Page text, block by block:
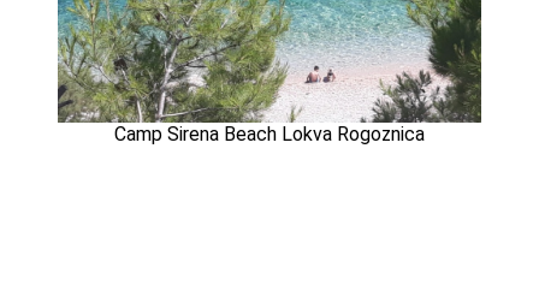
Camp Sirena Beach Lokva Rogoznica